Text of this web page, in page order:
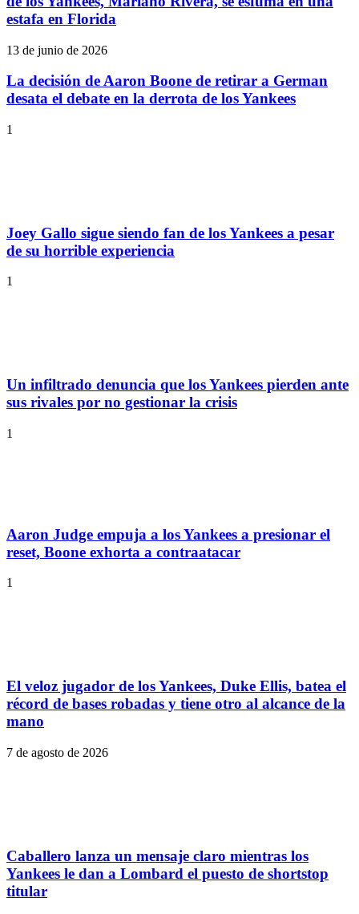
estafa en Florida
13 de junio de 2026
La decisión de Aaron Boone de retirar a German
desata el debate en la derrota de los Yankees
1
Joey Gallo sigue siendo fan de los Yankees a pesar
de su horrible experiencia
1
Un infiltrado denuncia que los Yankees pierden ante
sus rivales por no gestionar la crisis
1
Aaron Judge empuja a los Yankees a presionar el
reset, Boone exhorta a contraatacar
1
El veloz jugador de los Yankees, Duke Ellis, batea el
récord de bases robadas y tiene otro al alcance de la
mano
7 de agosto de 2026
Caballero lanza un mensaje claro mientras los
Yankees le dan a Lombard el puesto de shortstop
titular